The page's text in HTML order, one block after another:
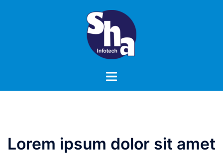
Toggle
Lorem ipsum dolor sit amet